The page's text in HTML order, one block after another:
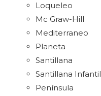
Loqueleo
Mc Graw-Hill
Mediterraneo
Planeta
Santillana
Santillana Infantil
Península